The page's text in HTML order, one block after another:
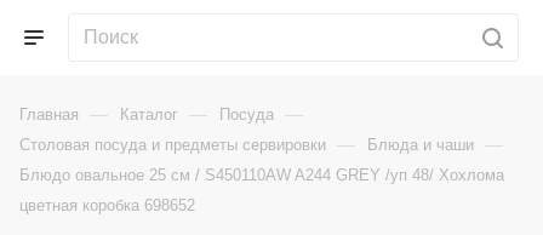
Главная — Каталог — Посуда —
Столовая посуда и предметы сервировки — Блюда и чаши —
Блюдо овальное 25 см / S450110AW A244 GREY /уп 48/ Хохлома
цветная коробка 698652